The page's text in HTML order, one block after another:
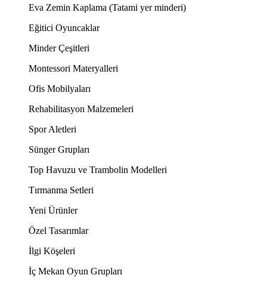
Eva Zemin Kaplama (Tatami yer minderi)
Eğitici Oyuncaklar
Minder Çeşitleri
Montessori Materyalleri
Ofis Mobilyaları
Rehabilitasyon Malzemeleri
Spor Aletleri
Sünger Grupları
Top Havuzu ve Trambolin Modelleri
Tırmanma Setleri
Yeni Ürünler
Özel Tasarımlar
İlgi Köşeleri
İç Mekan Oyun Grupları